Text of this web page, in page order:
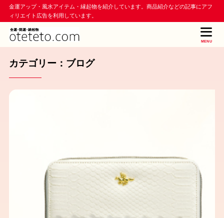
金運アップ・風水アイテム・縁起物を紹介しています。商品紹介などの記事にアフ
ィリエイト広告を利用しています。
MENU
カテゴリー：ブログ